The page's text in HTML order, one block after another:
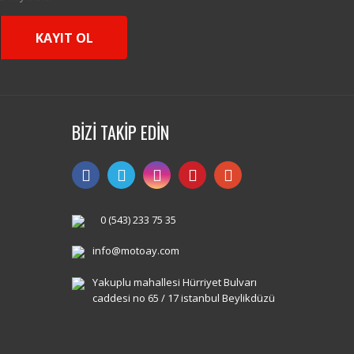
KAYIT OL
BİZİ TAKİP EDİN
0 (543) 233 75 35
info@motoay.com
Yakuplu mahallesi Hürriyet Bulvarı
caddesi no 65 / 17 istanbul Beylikdüzü